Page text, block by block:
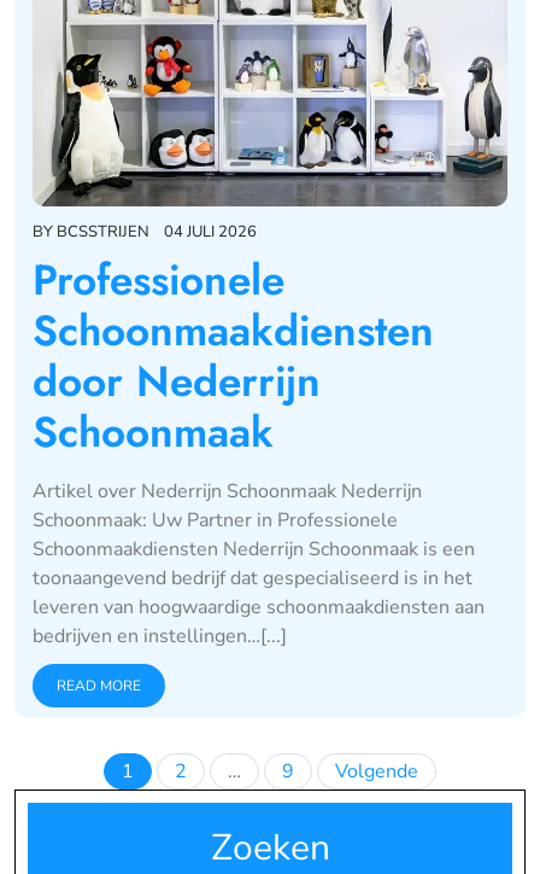
BY BCSSTRIJEN 04 JULI 2026
Professionele
Schoonmaakdiensten
door Nederrijn
Schoonmaak
Artikel over Nederrijn Schoonmaak Nederrijn
Schoonmaak: Uw Partner in Professionele
Schoonmaakdiensten Nederrijn Schoonmaak is een
toonaangevend bedrijf dat gespecialiseerd is in het
leveren van hoogwaardige schoonmaakdiensten aan
bedrijven en instellingen…[...]
READ MORE
Berichten
paginering
1 2 … 9 Volgende
Zoeken